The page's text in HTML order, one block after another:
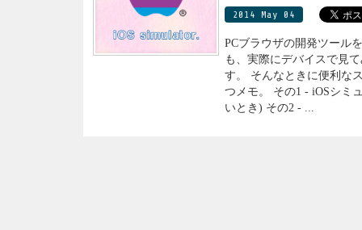
2014 May 04
PCブラウザの開発ツール
も、実際にデバイスで見
す。 そんなときに便利な
つメモ。 その1 - iOSシミ
いとき) その2 - ...